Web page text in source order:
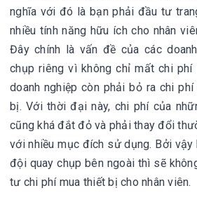
nghĩa với đó là bạn phải đầu tư
nhiều tính năng hữu ích cho nhân
Đây chính là vấn đề của các
chụp riêng vì không chỉ mất chi
doanh nghiệp còn phải bỏ ra chi
bị. Với thời đại này, chi phí của
cũng khá đắt đỏ và phải thay đổi
với nhiều mục đích sử dụng. Bởi vậy
đội quay chụp bên ngoài thì sẽ
tư chi phí mua thiết bị cho nhân viên.